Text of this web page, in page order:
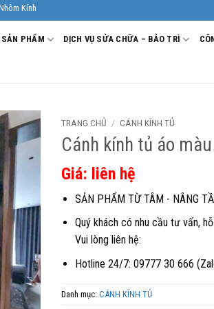
Âu Viêt. Nhà Sản xuất - Thi công Nhôm kính uy tín, chất
SẢN PHẨM DỊCH VỤ SỬA CHỮA – BẢO TRÌ
TRANG CHỦ / CÁNH KÍNH TỦ
Cánh kính tủ áo
Giá: liên hệ
SẢN PHẨM TỪ TÂM - NÂNG
Quý khách có nhu cầu tư vấn,
Vui lòng liên hệ:
Hotline 24/7: 09777 30 666
Danh mục: CÁNH KÍNH TỦ